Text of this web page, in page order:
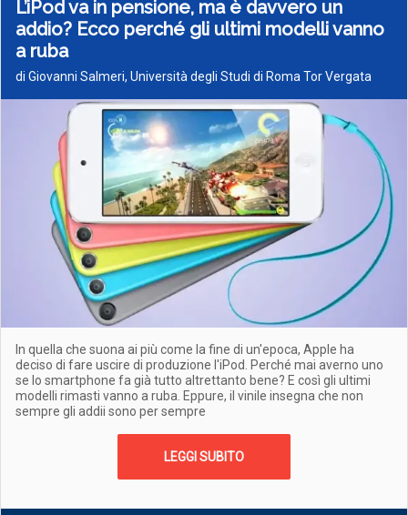
L’iPod va in pensione, ma è davvero un
addio? Ecco perché gli ultimi modelli vanno
a ruba
di Giovanni Salmeri, Università degli Studi di Roma Tor Vergata
In quella che suona ai più come la fine di un'epoca, Apple ha
deciso di fare uscire di produzione l'iPod. Perché mai averno uno
se lo smartphone fa già tutto altrettanto bene? E così gli ultimi
modelli rimasti vanno a ruba. Eppure, il vinile insegna che non
sempre gli addii sono per sempre
LEGGI SUBITO